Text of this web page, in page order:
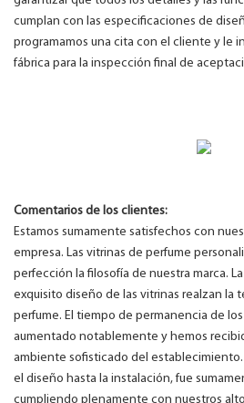
cumplan con las especificaciones de
programamos una cita con el cliente y le
fábrica para la inspección final de
Comentarios de los clientes:
Estamos sumamente satisfechos con
empresa. Las vitrinas de perfume
perfección la filosofía de nuestra marca.
exquisito diseño de las vitrinas realzan la
perfume. El tiempo de permanencia de
aumentado notablemente y hemos
ambiente sofisticado del
el diseño hasta la instalación, fue
cumpliendo plenamente con nuestros